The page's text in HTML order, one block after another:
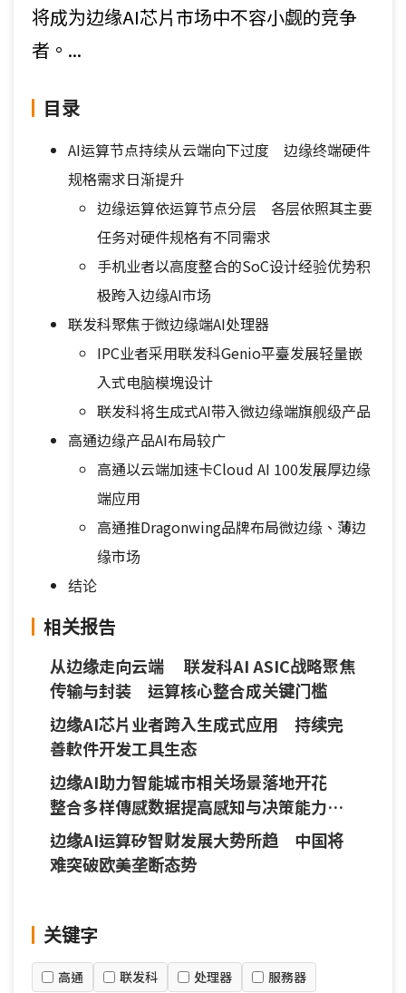
将成为边缘AI芯片市场中不容小觑的竞争
者。...
目录
AI运算节点持续从云端向下过度 边缘终端硬件
规格需求日渐提升
边缘运算依运算节点分层 各层依照其主要
任务对硬件规格有不同需求
手机业者以高度整合的SoC设计经验优势积
极跨入边缘AI市场
联发科聚焦于微边缘端AI处理器
IPC业者采用联发科Genio平臺发展轻量嵌
入式电脑模塊设计
联发科将生成式AI带入微边缘端旗舰级产品
高通边缘产品AI布局较广
高通以云端加速卡Cloud AI 100发展厚边缘
端应用
高通推Dragonwing品牌布局微边缘、薄边
缘市场
结论
相关报告
从边缘走向云端 联发科AI ASIC战略聚焦
传输与封装 运算核心整合成关键门槛
边缘AI芯片业者跨入生成式应用 持续完
善軟件开发工具生态
边缘AI助力智能城市相关场景落地开花
整合多样傳感数据提高感知与决策能力为
趋势
边缘AI运算矽智财发展大势所趋 中国将
难突破欧美垄断态势
关键字
高通 联发科 处理器 服務器